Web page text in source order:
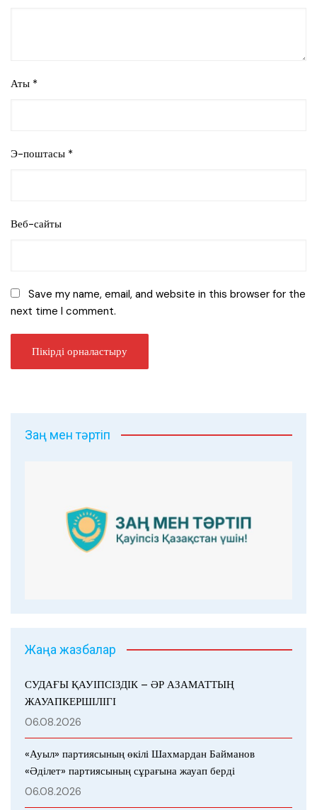
Аты *
Э-поштасы *
Веб-сайты
Save my name, email, and website in this browser for the
next time I comment.
Заң мен тәртіп
Жаңа жазбалар
СУДАҒЫ ҚАУІПСІЗДІК – ӘР АЗАМАТТЫҢ
ЖАУАПКЕРШІЛІГІ
06.08.2026
«Ауыл» партиясының өкілі Шахмардан Байманов
«Әділет» партиясының сұрағына жауап берді
06.08.2026